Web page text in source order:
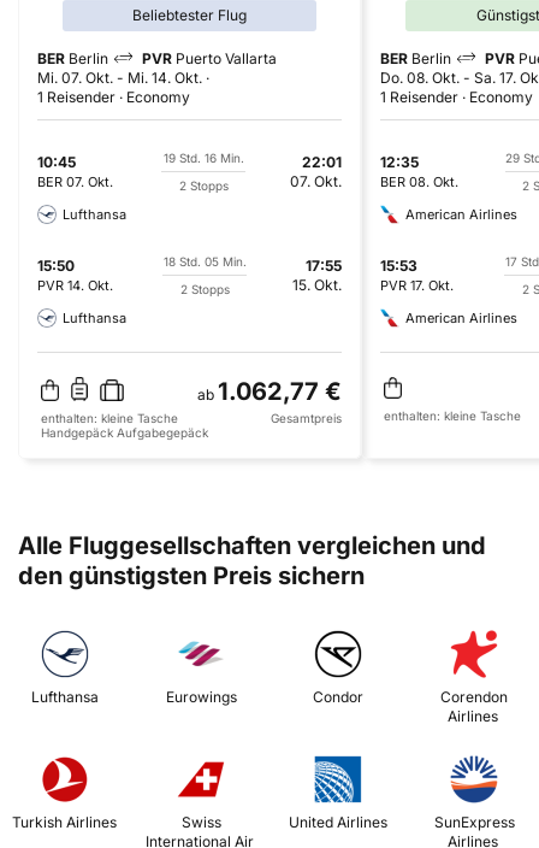
Beliebtester Flug
BER Berlin PVR Puerto Vallarta
Mi. 07. Okt. - Mi. 14. Okt.
1 Reisender
Economy
10:45
BER 07. Okt.
19 Std. 16 Min.
2 Stopps
22:01
07. Okt.
Lufthansa
15:50
PVR 14. Okt.
18 Std. 05 Min.
2 Stopps
17:55
15. Okt.
Lufthansa
ab 1.062,77 €
enthalten: kleine Tasche
Handgepäck Aufgabegepäck
Gesamtpreis
BER Berlin PVR
Do. 08. Okt. - Sa. 17.
1 Reisender
Economy
12:35
BER 08. Okt.
29
2
American Airlines
15:53
PVR 17. Okt.
17
2
American Airlines
enthalten: kleine Tasche
Alle Fluggesellschaften vergleichen und
den günstigsten Preis sichern
Lufthansa Eurowings Condor
Corendon
Airlines
Turkish Airlines
International Air
United Airlines
Airlines